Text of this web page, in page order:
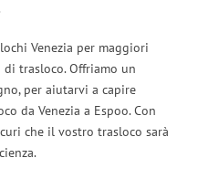
Venezia per maggiori
trasloco. Offriamo un
per aiutarvi a capire
da Venezia a Espoo. Con
che il vostro trasloco sarà